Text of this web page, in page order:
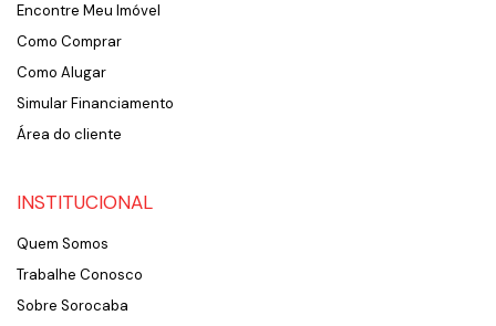
Encontre Meu Imóvel
Como Comprar
Como Alugar
Simular Financiamento
Área do cliente
INSTITUCIONAL
Quem Somos
Trabalhe Conosco
Sobre Sorocaba